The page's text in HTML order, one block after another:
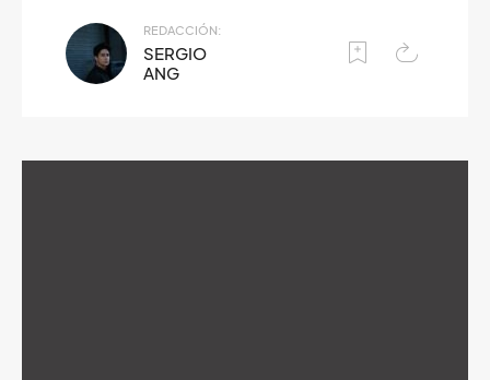
REDACCIÓN:
SERGIO
ANG